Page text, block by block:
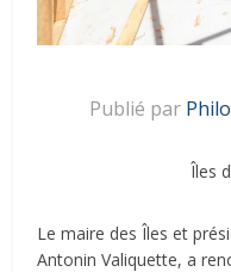
Publié par
Îles
Le maire des Îles et
Antonin Valiquette, a